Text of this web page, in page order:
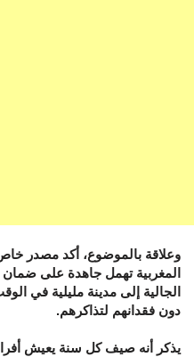
وعلاقة بالموضوع، أكد مصدر
المغربية تهمل جاهدة على
الجالية إلى مدينة مليلية في
دون فقدانهم لتذاكرهم.
يذكر أنه صيف كل سنة يعيش